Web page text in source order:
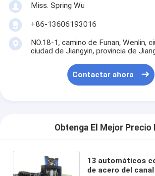
Miss. Spring Wu
+86-13606193016
NO.18-1, camino de Funan, Wenlin,
ciudad de Jiangyin, provincia de
Contactar ahora
Obtenga El Mejor Precio
13 automáticos
de acero del